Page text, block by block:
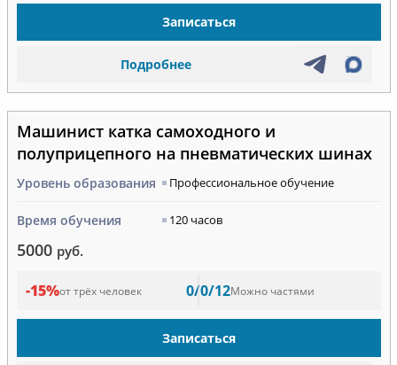
Записаться
Подробнее
Машинист катка самоходного и
полуприцепного на пневматических шинах
Уровень образования Профессиональное обучение
Время обучения 120 часов
5000 руб.
-15%от трёх человек 0/0/12Можно частями
Записаться